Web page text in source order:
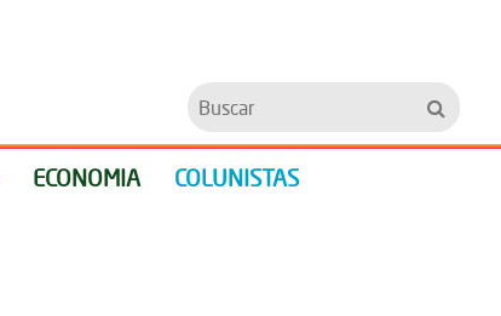
Buscar
ECONOMIA COLUNISTAS